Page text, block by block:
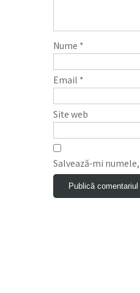
Nume *
Email *
Site web
Salvează-mi